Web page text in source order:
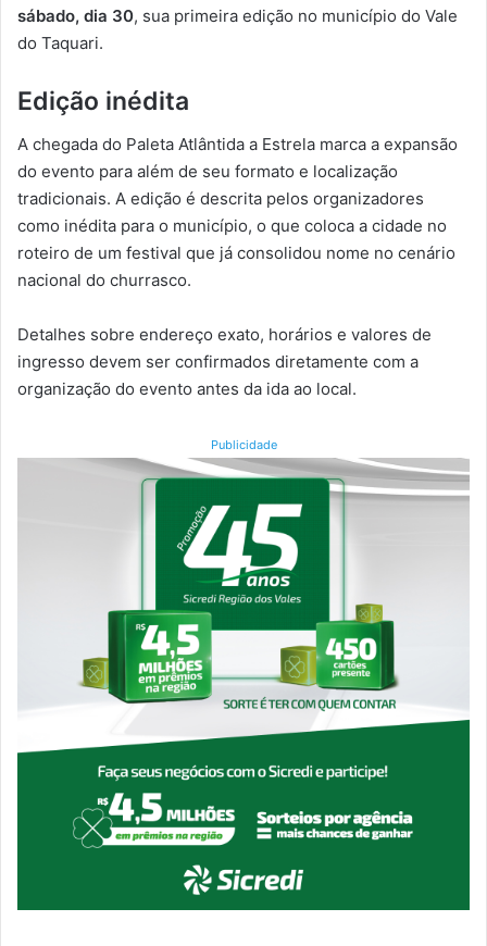
sábado, dia 30, sua primeira edição no município do Vale
do Taquari.
Edição inédita
A chegada do Paleta Atlântida a Estrela marca a expansão
do evento para além de seu formato e localização
tradicionais. A edição é descrita pelos organizadores
como inédita para o município, o que coloca a cidade no
roteiro de um festival que já consolidou nome no cenário
nacional do churrasco.
Detalhes sobre endereço exato, horários e valores de
ingresso devem ser confirmados diretamente com a
organização do evento antes da ida ao local.
Publicidade